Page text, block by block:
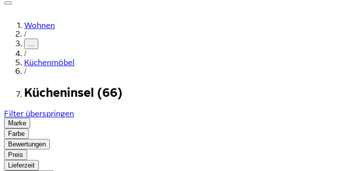
Wohnen
/
...
/
Küchenmöbel
/
Kücheninsel (66)
Filter überspringen
Marke
Farbe
Bewertungen
Preis
Lieferzeit